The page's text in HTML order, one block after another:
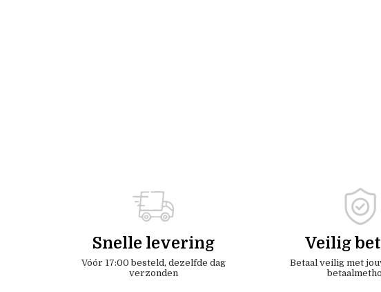
Snelle levering
Vóór 17:00 besteld, dezelfde dag
verzonden
Veilig
Betaal veilig met